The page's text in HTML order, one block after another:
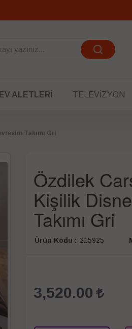
ALETLERI TELEVIZYON
Takımı Gri
Özdilek
Kişilik
Takımı Gri
Ürün Kodu : 215925
3,520.00